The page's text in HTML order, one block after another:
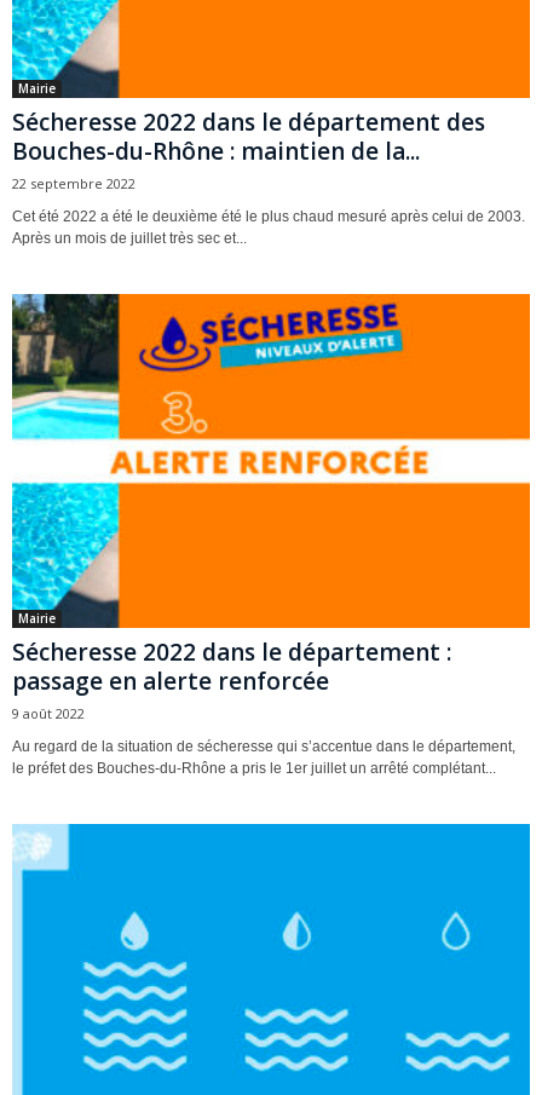
Mairie
Sécheresse 2022 dans le département des
Bouches-du-Rhône : maintien de la...
22 septembre 2022
Cet été 2022 a été le deuxième été le plus chaud mesuré après celui de 2003.
Après un mois de juillet très sec et...
Mairie
Sécheresse 2022 dans le département :
passage en alerte renforcée
9 août 2022
Au regard de la situation de sécheresse qui s’accentue dans le département,
le préfet des Bouches-du-Rhône a pris le 1er juillet un arrêté complétant...